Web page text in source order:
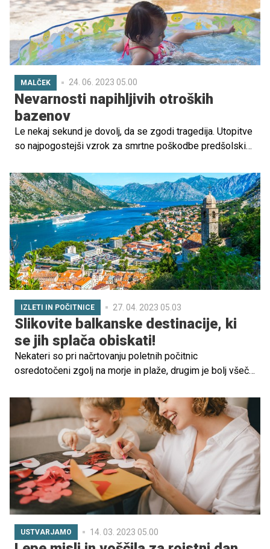
katerimi pravljicami lahko popestrite vožnjo svojim
otrokom.
MALČEK 24. 06. 2023 05.00
Nevarnosti napihljivih otroških
bazenov
Le nekaj sekund je dovolj, da se zgodi tragedija. Utopitve
so najpogostejši vzrok za smrtne poškodbe predšolskih
starosti. Kako ravnati, da bi preprečili nevarnost utopitve?
IZLETI IN POČITNICE 27. 04. 2023 05.03
Slikovite balkanske destinacije, ki
se jih splača obiskati!
Nekateri so pri načrtovanju poletnih počitnic
osredotočeni zgolj na morje in plaže, drugim je bolj všeč
bogato zgodovino, na katerih združijo prijetno s
koristnim. Na Balkanu je mogoče združiti vse troje in kar
je najpomembneje – regija je izjemno prijazna do družin z
otroki, nastanitve, ogledi in ponudba hrane ter pijače so
cenovno dostopni, dogodivščina pa bo zagotovo ostala v
trajnem spominu tako otrokom kot staršem.
USTVARJAMO 14. 03. 2023 05.00